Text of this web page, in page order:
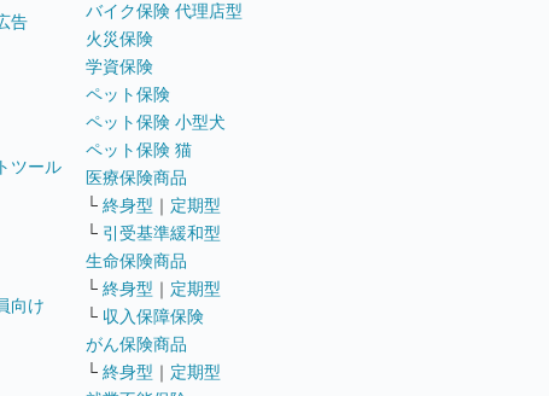
告
ツール
向け
バイク保険 代理店型
火災保険
学資保険
ペット保険
ペット保険 小型犬
ペット保険 猫
医療保険商品
└ 終身型 ｜ 定期型
└ 引受基準緩和型
生命保険商品
└ 終身型 ｜ 定期型
└ 収入保障保険
がん保険商品
└ 終身型 ｜ 定期型